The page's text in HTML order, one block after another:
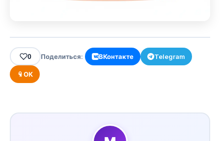
0 Поделиться: ВКонтакте Telegram
ОК